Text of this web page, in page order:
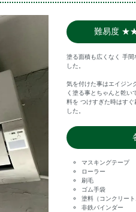
難易度
塗る面積も広くなく 手
した。
気を付けた事はエイジン
く塗る事とちゃんと乾い
料を つけすぎた時はす
した。
マスキングテープ
ローラー
刷毛
ゴム手袋
塗料（コンクリー
非鉄バインダー